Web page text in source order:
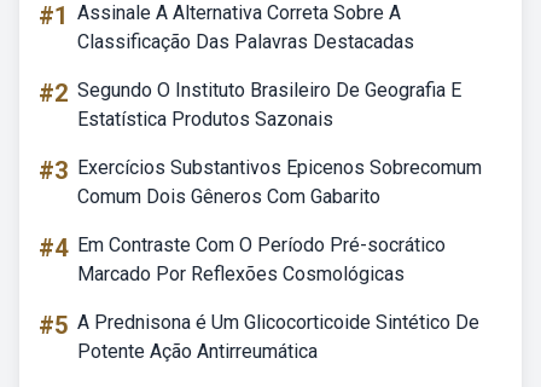
#1 Assinale A Alternativa Correta Sobre A
Classificação Das Palavras Destacadas
#2 Segundo O Instituto Brasileiro De Geografia E
Estatística Produtos Sazonais
#3 Exercícios Substantivos Epicenos Sobrecomum
Comum Dois Gêneros Com Gabarito
#4 Em Contraste Com O Período Pré-socrático
Marcado Por Reflexões Cosmológicas
#5 A Prednisona é Um Glicocorticoide Sintético De
Potente Ação Antirreumática